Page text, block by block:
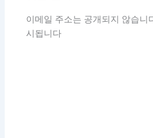
이메일 주소는 공개되지 않습니
시됩니다